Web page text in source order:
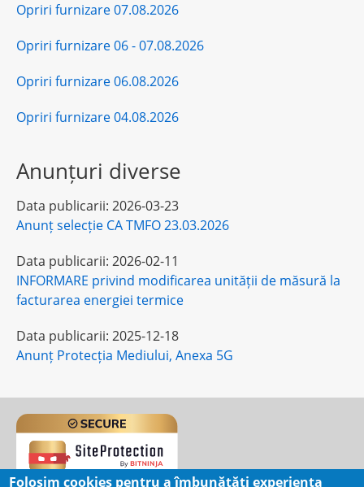
Opriri furnizare 07.08.2026
Opriri furnizare 06 - 07.08.2026
Opriri furnizare 06.08.2026
Opriri furnizare 04.08.2026
Anunțuri diverse
Data publicarii: 2026-03-23
Anunț selecție CA TMFO 23.03.2026
Data publicarii: 2026-02-11
INFORMARE privind modificarea unității de măsură la
facturarea energiei termice
Data publicarii: 2025-12-18
Anunț Protecția Mediului, Anexa 5G
Folosim cookies pentru a îmbunătăți experiența